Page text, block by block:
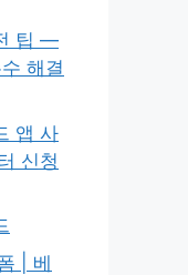
팁 —
해결
앱 사
신청
| 베